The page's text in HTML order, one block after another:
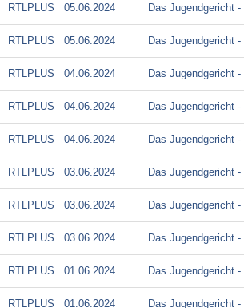
RTLPLUS 05.06.2024 Das Jugendgericht -
RTLPLUS 05.06.2024 Das Jugendgericht -
RTLPLUS 04.06.2024 Das Jugendgericht -
RTLPLUS 04.06.2024 Das Jugendgericht -
RTLPLUS 04.06.2024 Das Jugendgericht -
RTLPLUS 03.06.2024 Das Jugendgericht -
RTLPLUS 03.06.2024 Das Jugendgericht -
RTLPLUS 03.06.2024 Das Jugendgericht -
RTLPLUS 01.06.2024 Das Jugendgericht -
RTLPLUS 01.06.2024 Das Jugendgericht -